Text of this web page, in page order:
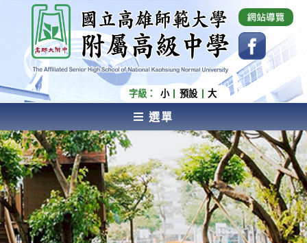
內
容
國立高雄師範大學附屬高級中學 Affiliated Senior
High School of National Kaohsiung Normal
University
字級： 小 預設 大
選單
AFFILIATED SENIOR HIGH SCHOOL OF NATIONAL
KAOHSIUNG NORMAL UNIVERSITY